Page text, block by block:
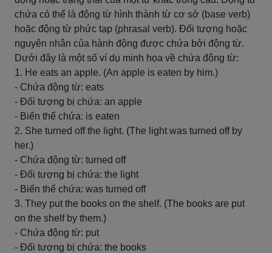
chứa có thể là động từ hình thành từ cơ sở (base verb)
hoặc động từ phức tạp (phrasal verb). Đối tượng hoặc
nguyên nhân của hành động được chứa bởi động từ.
Dưới đây là một số ví dụ minh họa về chứa động từ:
1. He eats an apple. (An apple is eaten by him.)
- Chứa động từ: eats
- Đối tượng bị chứa: an apple
- Biến thể chứa: is eaten
2. She turned off the light. (The light was turned off by
her.)
- Chứa động từ: turned off
- Đối tượng bị chứa: the light
- Biến thể chứa: was turned off
3. They put the books on the shelf. (The books are put
on the shelf by them.)
- Chứa động từ: put
- Đối tượng bị chứa: the books